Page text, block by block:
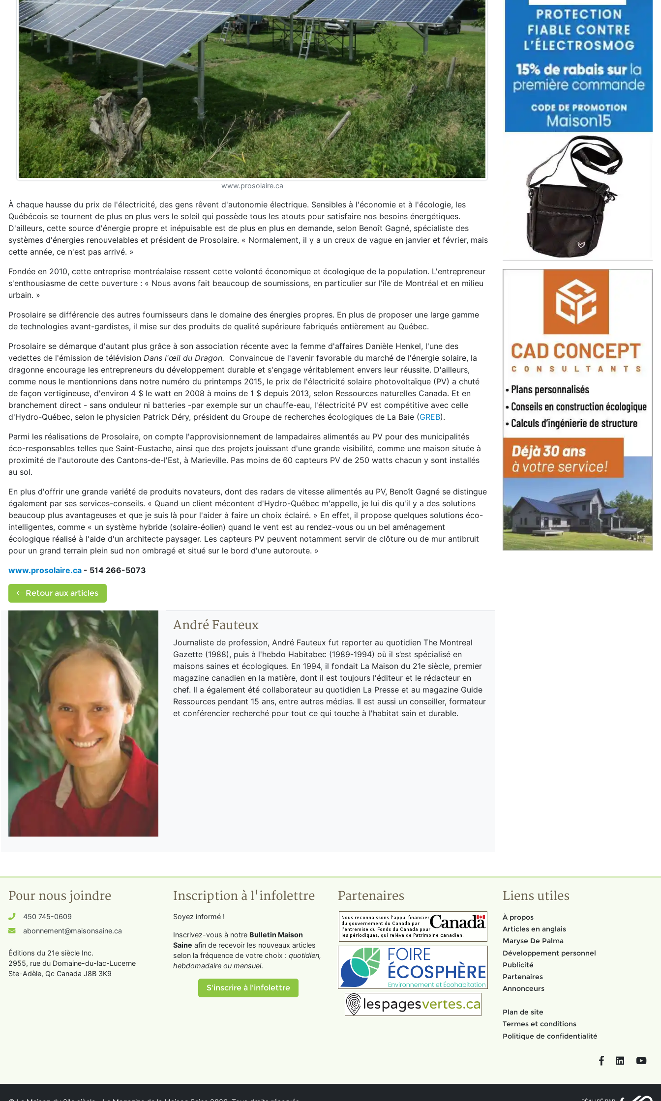
www.prosolaire.ca
À chaque hausse du prix de l'électricité, des gens rêvent d'autonomie électrique. Sensibles à l'économie et à l'écologie, les
Québécois se tournent de plus en plus vers le soleil qui possède tous les atouts pour satisfaire nos besoins énergétiques.
D'ailleurs, cette source d'énergie propre et inépuisable est de plus en plus en demande, selon Benoît Gagné, spécialiste des
systèmes d'énergies renouvelables et président de Prosolaire. « Normalement, il y a un creux de vague en janvier et février, mais
cette année, ce n'est pas arrivé. »
Fondée en 2010, cette entreprise montréalaise ressent cette volonté économique et écologique de la population. L'entrepreneur
s'enthousiasme de cette ouverture : « Nous avons fait beaucoup de soumissions, en particulier sur l'île de Montréal et en milieu
urbain. »
Prosolaire se différencie des autres fournisseurs dans le domaine des énergies propres. En plus de proposer une large gamme
de technologies avant-gardistes, il mise sur des produits de qualité supérieure fabriqués entièrement au Québec.
Prosolaire se démarque d'autant plus grâce à son association récente avec la femme d'affaires Danièle Henkel, l'une des
vedettes de l'émission de télévision Dans l'œil du Dragon. Convaincue de l'avenir favorable du marché de l'énergie solaire, la
dragonne encourage les entrepreneurs du développement durable et s'engage véritablement envers leur réussite. D'ailleurs,
comme nous le mentionnions dans notre numéro du printemps 2015, le prix de l'électricité solaire photovoltaïque (PV) a chuté
de façon vertigineuse, d'environ 4 $ le watt en 2008 à moins de 1 $ depuis 2013, selon Ressources naturelles Canada. Et en
branchement direct - sans onduleur ni batteries -par exemple sur un chauffe-eau, l'électricité PV est compétitive avec celle
d'Hydro-Québec, selon le physicien Patrick Déry, président du Groupe de recherches écologiques de La Baie (GREB).
Parmi les réalisations de Prosolaire, on compte l'approvisionnement de lampadaires alimentés au PV pour des municipalités
éco-responsables telles que Saint-Eustache, ainsi que des projets jouissant d'une grande visibilité, comme une maison située à
proximité de l'autoroute des Cantons-de-l'Est, à Marieville. Pas moins de 60 capteurs PV de 250 watts chacun y sont installés
au sol.
En plus d'offrir une grande variété de produits novateurs, dont des radars de vitesse alimentés au PV, Benoît Gagné se distingue
également par ses services-conseils. « Quand un client mécontent d'Hydro-Québec m'appelle, je lui dis qu'il y a des solutions
beaucoup plus avantageuses et que je suis là pour l'aider à faire un choix éclairé. » En effet, il propose quelques solutions éco-
intelligentes, comme « un système hybride (solaire-éolien) quand le vent est au rendez-vous ou un bel aménagement
écologique réalisé à l'aide d'un architecte paysager. Les capteurs PV peuvent notamment servir de clôture ou de mur antibruit
pour un grand terrain plein sud non ombragé et situé sur le bord d'une autoroute. »
www.prosolaire.ca - 514 266-5073
Retour aux articles
André Fauteux
Journaliste de profession, André Fauteux fut reporter au quotidien The Montreal
Gazette (1988), puis à l'hebdo Habitabec (1989-1994) où il s’est spécialisé en
maisons saines et écologiques. En 1994, il fondait La Maison du 21e siècle, premier
magazine canadien en la matière, dont il est toujours l'éditeur et le rédacteur en
chef. Il a également été collaborateur au quotidien La Presse et au magazine Guide
Ressources pendant 15 ans, entre autres médias. Il est aussi un conseiller, formateur
et conférencier recherché pour tout ce qui touche à l'habitat sain et durable.
Pour nous joindre
450 745-0609
abonnement@maisonsaine.ca
Éditions du 21e siècle Inc.
2955, rue du Domaine-du-lac-Lucerne
Ste-Adèle, Qc Canada J8B 3K9
Inscription à l'infolettre
Soyez informé !
Inscrivez-vous à notre Bulletin Maison
Saine afin de recevoir les nouveaux articles
selon la fréquence de votre choix : quotidien,
hebdomadaire ou mensuel.
S'inscrire à l'infolettre
Partenaires Liens utiles
À propos
Articles en anglais
Maryse De Palma
Développement personnel
Publicité
Partenaires
Annonceurs
Plan de site
Termes et conditions
Politique de confidentialité
FacebookLinkedIn